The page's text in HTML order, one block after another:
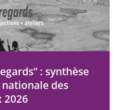
: synthèse
des
2026